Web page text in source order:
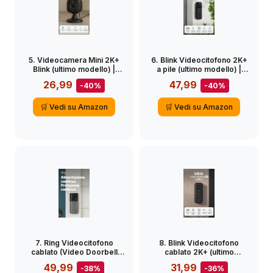
5. Videocamera Mini 2K+
Blink (ultimo modello) |
Videocamera di sicurezza
domestica con alimentatore
plug-in, risoluzione video
2K, zoom 4x, visione
notturna a colori | 1
26,99 -40%
🛒 Vedi su Amazon
6. Blink Videocitofono 2K+
a pile (ultimo modello) |
Vista a figura intera | 2K |
IP65 | Pile‌ di lunga durata |
Facile da installare | Modulo
di sincronizzazione di base
incluso – Sistema (nero)
47,99 -40%
🛒 Vedi su Amazon
7. Ring Videocitofono
cablato (Video Doorbell
Wired) (ultimo modello) |
Campanello con
49,99 -38%
8. Blink Videocitofono
cablato 2K+ (ultimo
modello) | Videocitofono
con video 2K a figura intera
31,99 -36%